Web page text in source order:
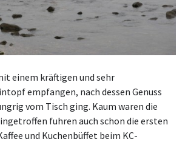
einem kräftigen und sehr
empfangen, nach dessen Genuss
vom Tisch ging. Kaum waren die
fuhren auch schon die ersten
und Kuchenbüffet beim KC-